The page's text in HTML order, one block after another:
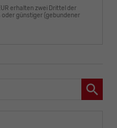
erhalten zwei Drittel der
oder günstiger (gebundener